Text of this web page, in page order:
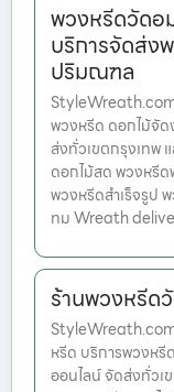
พวงหรีดวัดอ
บริการจัดส่ง
ปริมณฑล
พวงหรีด ดอกไม้จั
ส่งทั่วเขตกรุงเทพ
ดอกไม้สด พวงหรี
พวงหรีดสำเร็จรูป
ทม Wreath
ร้านพวงหรีด
หรีด บริการพวงห
ออนไลน์ จัดส่งทั่วเ